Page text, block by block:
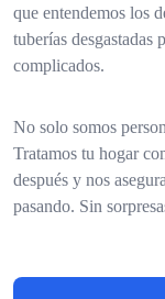
que entendemos los
tuberías desgastadas
complicados.
No solo somos
Tratamos tu hogar
después y nos
pasando. Sin